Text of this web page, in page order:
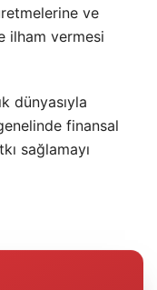
ve
ilham vermesi
dünyasıyla
finansal
sağlamayı